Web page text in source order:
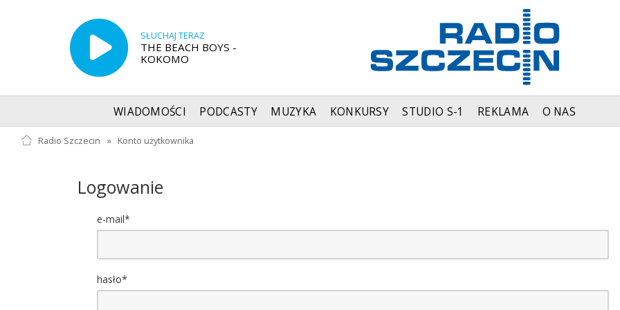
SŁUCHAJ TERAZ
THE BEACH BOYS -
KOKOMO
WIADOMOŚCI PODCASTY MUZYKA KONKURSY STUDIO S-1 REKLAMA O NAS
Radio Szczecin » Konto użytkownika
Logowanie
e-mail*
hasło*